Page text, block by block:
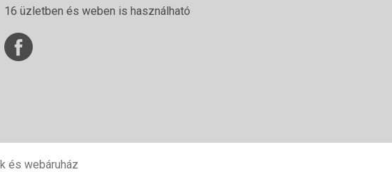
16 üzletben és weben is használható
és webáruház